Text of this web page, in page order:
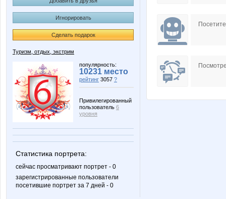
Игнорировать
Сделать подарок
Туризм, отдых, экстрим
популярность:
10231 место
рейтинг 3057 ?
Привилегированный
пользователь 6
уровня
Статистика портрета:
сейчас просматривают портрет - 0
зарегистрированные пользователи
посетившие портрет за 7 дней - 0
В.Д